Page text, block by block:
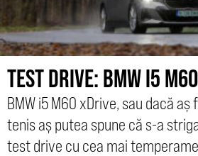
TEST DRIVE: BMW I5
BMW i5 M60 xDrive, sau dacă aș
tenis aș putea spune că s-a
test drive cu cea mai